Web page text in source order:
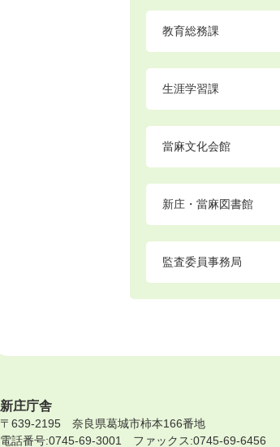
教育総務課
生涯学習課
當麻文化会館
新庄・當麻図書館
監査委員事務局
新庄庁舎
〒639-2195 奈良県葛城市柿本166番地
電話番号:0745-69-3001 ファックス:0745-69-6456